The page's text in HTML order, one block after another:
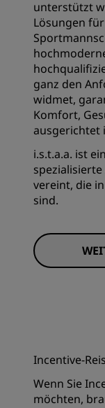
unterstützt
Lösungen
ganz den
widmet,
Komfort,
ausgerichtet
i.s.t.a.a. ist
vereint, die
sind.
Incentive-
Wenn Sie
möchten,